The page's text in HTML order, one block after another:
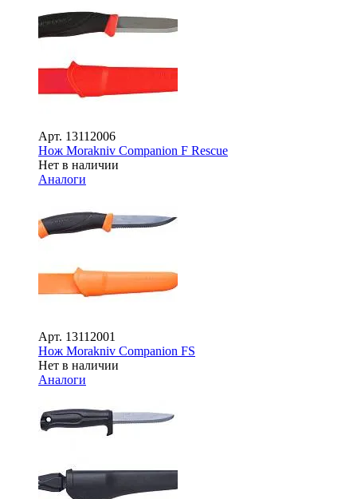
Арт. 13112006
Нож Morakniv Companion F Rescue
Нет в наличии
Аналоги
Арт. 13112001
Нож Morakniv Companion FS
Нет в наличии
Аналоги